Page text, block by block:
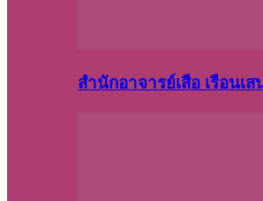
สำนักอาจารย์เสือ เรือน